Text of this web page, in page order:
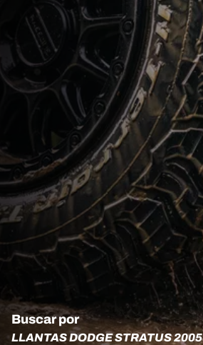
Buscar por
LLANTAS DODGE STRATUS 2005